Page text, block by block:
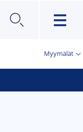
×
Myymälät